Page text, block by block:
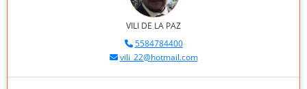
VILI DE LA PAZ
5584784400
vili_22@hotmail.com